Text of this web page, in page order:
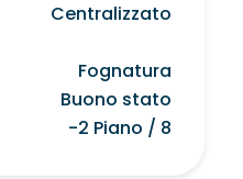
Centralizzato
Fognatura
Buono stato
-2 Piano / 8